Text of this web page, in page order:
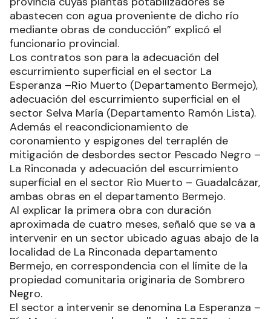
abastecen con agua proveniente de dicho río
mediante obras de conducción” explicó el
funcionario provincial.
Los contratos son para la adecuación del
escurrimiento superficial en el sector La
Esperanza –Rio Muerto (Departamento Bermejo),
adecuación del escurrimiento superficial en el
sector Selva María (Departamento Ramón Lista).
Además el reacondicionamiento de
coronamiento y espigones del terraplén de
mitigación de desbordes sector Pescado Negro –
La Rinconada y adecuación del escurrimiento
superficial en el sector Rio Muerto – Guadalcázar,
ambas obras en el departamento Bermejo.
Al explicar la primera obra con duración
aproximada de cuatro meses, señaló que se va a
intervenir en un sector ubicado aguas abajo de la
localidad de La Rinconada departamento
Bermejo, en correspondencia con el límite de la
propiedad comunitaria originaria de Sombrero
Negro.
El sector a intervenir se denomina La Esperanza –